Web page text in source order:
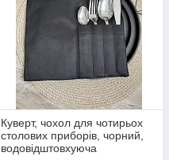
Куверт, чохол для чотирьох
столових приборів, чорний,
водовідштовхуюча